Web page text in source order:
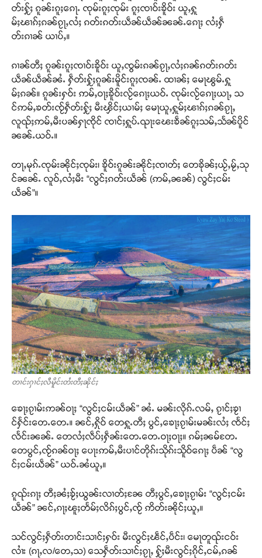
တ်းႁႂ်ႈ ၵူၼ်းၵူႈၵေႃႉ ၸုမ်းၵူႈၸုမ်း ၵူႈၸၢဝ်းၶိူဝ်း ယူႇႁူ
မ်ႈၽၢၵ်ႈၵၼ်ၵႂႃႇလႆႈ ၵတ်းၵတ်းယဵၼ်ယဵၼ်ၼၼ်ႉၵေႃႈ လႆႈႁဵ
တ်းၵၢၼ် ယၢပ်ႇ။
ၵၢၼ်တီႈ ၵူၼ်းၵူႈၸၢဝ်းၶိူဝ်း ယူႇၸွမ်းၵၼ်ၵႂႃႇလႆႈၵၼ်ၵတ်းၵတ်း
ယဵၼ်ယဵၼ်ၼႆႉ ႁဵတ်းႁႂ်ႈၵူၼ်းမိူင်းၵူႈၸၼ်ႉ ထၢၼ်ႈ မေႃၽွမ်ႉႁူ
မ်ႈၵၼ်။ ၵူၼ်းႁဝ်း ဢမ်ႇဝႃႈၶိူဝ်းလႂ်ၵေႃႈယဝ်ႉ ၸုမ်းလႂ်ၵေႃႈယႃႇ သ
င်ဢမ်ႇၶတ်းၸႂ်ႁဵတ်းႁႂ်ႈ မီးၾိင်ႈယၢမ်ႈ မေႃယူႇႁူမ်ႈၽၢၵ်ႈၵၼ်ၵႂႃႇ
လူၺ်ႈဢမ်ႇမီးပၼ်ႁႃၸိုင် ၸၢင်ႈႁူပ်ႉၺႃးၽေးၶဵၼ်ၵူႈသမ်ႇသႅၼ်ပိူင်
ၼၼ်ႉယဝ်ႉ။
တႃႇမုၵ်ႉၸုမ်းၼိုင်ႈၸုမ်း၊ ၶိူဝ်းၵူၼ်းၼိုင်ႈၸၢတ်ႈ တေၶိုၼ်ႈယႂ်ႇမႂ်ႇသု
င်ၼၼ်ႉ လူဝ်ႇလႆႈမီး “လွင်ႈၵတ်းယဵၼ် (ဢမ်ႇၼၼ်) လွင်ႈငမ်း
ယဵၼ်”။
တၢင်းႁၢင်ႈလီမိူင်းတႆးတီႈၼိုင်ႈ
ၶေႃႈၵႂၢမ်းဢၼ်ဝႃႈ “လွင်ႈငမ်းယဵၼ်” ၼႆႉ မၼ်းလိုၵ်ႉလမ်ႇ ၵႂၢင်ႈၶႂၢ
င်ႁႅင်းတေႉတေႉ။ ၼင်ႇႁိုဝ် တေႁူႉတီႈ ပွင်ႇၶေႃႈၵႂၢမ်းမၼ်းလႆႈ ၸႅင်ႈ
လႅင်းၼၼ်ႉ တေလႆႈလဵပ်ႈႁဵၼ်းတေႉတေႉဝႃႈဝႃႈ။ ၵမ်ႈၼမ်တႄႉ
တေပွင်ႇၸႂ်ၵၼ်ဝႃႈ ပေႃးဢမ်ႇမီးပၢင်တိုၵ်းသိုၵ်းသိူဝ်ၵေႃႈ ပဵၼ် “လွ
င်ႈငမ်းယဵၼ်” ယဝ်ႉၼႆယူႇ။
ၵူၺ်းၵႃႈ တီႈၼႆႈၶႂ်ႈယွၼ်းလၢတ်ႈၼႄ တီႈပွင်ႇၶေႃႈၵႂၢမ်း “လွင်ႈငမ်း
ယဵၼ်” ၼင်ႇၵႃႈၽူႈတႅမ်ႈလိၵ်ႈပွင်ႇၸႂ် ဢိတ်းၼိုင်ႈယူႇ။
သင်လွင်ႈႁဵတ်းတၢင်းသၢင်ႈႁဝ်း မီးလွင်ႈၽဵင်ႇပဵင်း၊ မေႃတူၺ်းငဝ်း
လၢႆး (ၵႃႇလ/တေႇသ) သေႁဵတ်းသၢင်ႈၵႂႃႇ ႁႂ်ႈမီးလွင်ႈၵိုင်ႇငမ်ႇၵၼ်